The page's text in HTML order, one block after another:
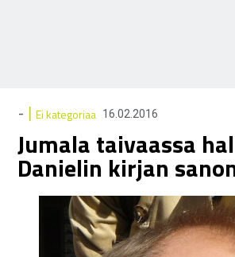
- | Ei kategoriaa 16.02.2016
Jumala taivaassa
Danielin kirjan